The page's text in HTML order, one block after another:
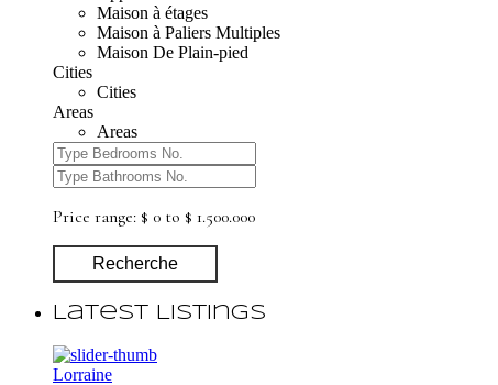
Maison à étages
Maison à Paliers Multiples
Maison De Plain-pied
Cities
Cities
Areas
Areas
Price range: $ 0 to $ 1.500.000
Recherche
Latest Listings
Lorraine